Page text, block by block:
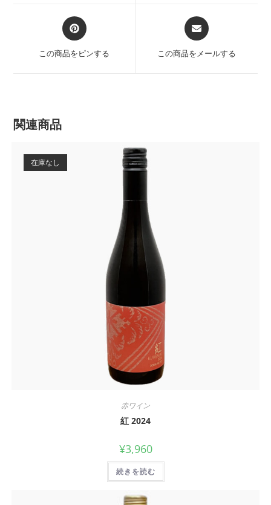
この商品をピンする この商品をメールする
関連商品
在庫なし
赤ワイン
紅 2024
¥3,960
続きを読む